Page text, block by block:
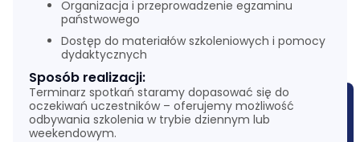
Organizacja i przeprowadzenie egzaminu
państwowego
Dostęp do materiałów szkoleniowych i pomocy
dydaktycznych
Sposób realizacji:
Terminarz spotkań staramy dopasować się do
oczekiwań uczestników – oferujemy możliwość
odbywania szkolenia w trybie dziennym lub
weekendowym.